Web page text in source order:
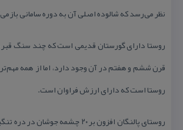
نظر می‌رسد كه شالوده اصلی آن به دوره سامانی
روستا دارای گورستان قدیمی است كه چند سنگ قبر
قرن ششم و هفتم در آن وجود دارد، اما از همه
روستا است كه دارای ارزش فراوان است.
روستای پالنگان افزون بر ۲۰ چشمه